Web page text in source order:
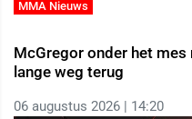
MMA Nieuws
McGregor onder het mes
lange weg terug
06 augustus 2026 | 14:20